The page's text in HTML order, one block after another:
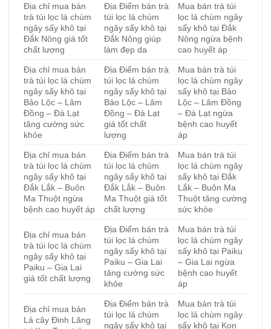
Địa chỉ mua bán
trà túi lọc lá chùm
ngây sấy khô tại
Đắk Nông giá tốt
chất lượng
Địa Điểm bán trà
túi lọc lá chùm
ngây sấy khô tại
Đắk Nông giúp
làm đẹp da
Mua bán trà túi
lọc lá chùm ngây
sấy khô tại Đắk
Nông ngừa bệnh
cao huyết áp
Địa chỉ mua bán
trà túi lọc lá chùm
ngây sấy khô tại
Bảo Lộc – Lâm
Đồng – Đà Lạt
tăng cường sức
khỏe
Địa Điểm bán trà
túi lọc lá chùm
ngây sấy khô tại
Bảo Lộc – Lâm
Đồng – Đà Lạt
giá tốt chất
lượng
Mua bán trà túi
lọc lá chùm ngây
sấy khô tại Bảo
Lộc – Lâm Đồng
– Đà Lạt ngừa
bệnh cao huyết
áp
Địa chỉ mua bán
trà túi lọc lá chùm
ngây sấy khô tại
Đắk Lắk – Buôn
Ma Thuột ngừa
bệnh cao huyết áp
Địa Điểm bán trà
túi lọc lá chùm
ngây sấy khô tại
Đắk Lắk – Buôn
Ma Thuột giá tốt
chất lượng
Mua bán trà túi
lọc lá chùm ngây
sấy khô tại Đắk
Lắk – Buôn Ma
Thuột tăng cường
sức khỏe
Địa chỉ mua bán
trà túi lọc lá chùm
ngây sấy khô tại
Paiku – Gia Lai
giá tốt chất lượng
Địa Điểm bán trà
túi lọc lá chùm
ngây sấy khô tại
Paiku – Gia Lai
tăng cường sức
khỏe
Mua bán trà túi
lọc lá chùm ngây
sấy khô tại Paiku
– Gia Lai ngừa
bệnh cao huyết
áp
Địa chỉ mua bán
Lá cây Đinh Lăng
Địa Điểm bán trà
túi lọc lá chùm
ngây sấy khô tại
Mua bán trà túi
lọc lá chùm ngây
sấy khô tại Kon